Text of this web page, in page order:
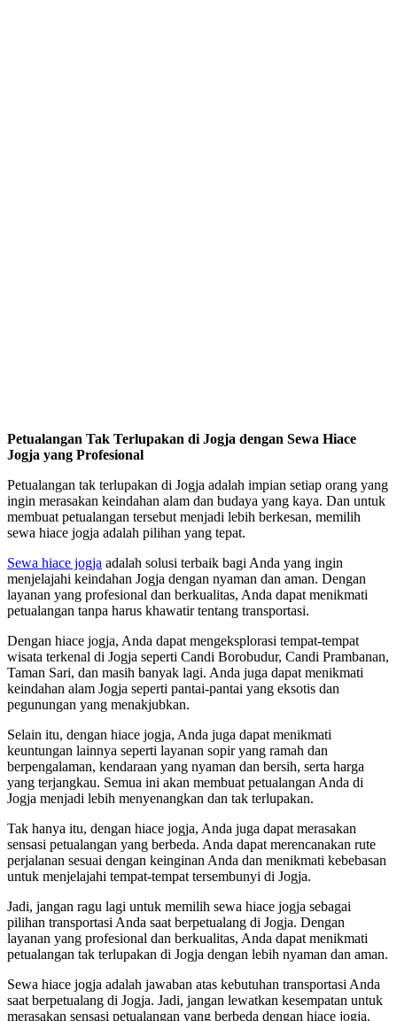
Petualangan Tak Terlupakan di Jogja dengan Sewa Hiace
Jogja yang Profesional
Petualangan tak terlupakan di Jogja adalah impian setiap orang yang
ingin merasakan keindahan alam dan budaya yang kaya. Dan untuk
membuat petualangan tersebut menjadi lebih berkesan, memilih
sewa hiace jogja adalah pilihan yang tepat.
Sewa hiace jogja adalah solusi terbaik bagi Anda yang ingin
menjelajahi keindahan Jogja dengan nyaman dan aman. Dengan
layanan yang profesional dan berkualitas, Anda dapat menikmati
petualangan tanpa harus khawatir tentang transportasi.
Dengan hiace jogja, Anda dapat mengeksplorasi tempat-tempat
wisata terkenal di Jogja seperti Candi Borobudur, Candi Prambanan,
Taman Sari, dan masih banyak lagi. Anda juga dapat menikmati
keindahan alam Jogja seperti pantai-pantai yang eksotis dan
pegunungan yang menakjubkan.
Selain itu, dengan hiace jogja, Anda juga dapat menikmati
keuntungan lainnya seperti layanan sopir yang ramah dan
berpengalaman, kendaraan yang nyaman dan bersih, serta harga
yang terjangkau. Semua ini akan membuat petualangan Anda di
Jogja menjadi lebih menyenangkan dan tak terlupakan.
Tak hanya itu, dengan hiace jogja, Anda juga dapat merasakan
sensasi petualangan yang berbeda. Anda dapat merencanakan rute
perjalanan sesuai dengan keinginan Anda dan menikmati kebebasan
untuk menjelajahi tempat-tempat tersembunyi di Jogja.
Jadi, jangan ragu lagi untuk memilih sewa hiace jogja sebagai
pilihan transportasi Anda saat berpetualang di Jogja. Dengan
layanan yang profesional dan berkualitas, Anda dapat menikmati
petualangan tak terlupakan di Jogja dengan lebih nyaman dan aman.
Sewa hiace jogja adalah jawaban atas kebutuhan transportasi Anda
saat berpetualang di Jogja. Jadi, jangan lewatkan kesempatan untuk
merasakan sensasi petualangan yang berbeda dengan hiace jogja.